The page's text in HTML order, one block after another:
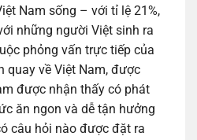
Nam sống – với tỉ lệ 21%,
những người Việt sinh ra
phỏng vấn trực tiếp của
quay về Việt Nam, được
được nhận thấy có phát
ăn ngon và dễ tận hưởng
câu hỏi nào được đặt ra